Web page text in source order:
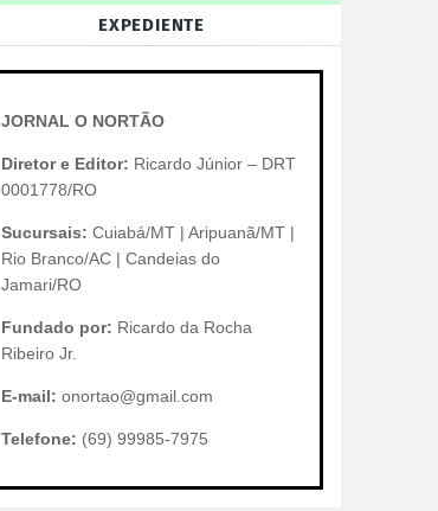
EXPEDIENTE
JORNAL O NORTÃO
Diretor e Editor: Ricardo Júnior – DRT
0001778/RO
Sucursais: Cuiabá/MT | Aripuanã/MT |
Rio Branco/AC | Candeias do
Jamari/RO
Fundado por: Ricardo da Rocha
Ribeiro Jr.
E-mail: onortao@gmail.com
Telefone: (69) 99985-7975